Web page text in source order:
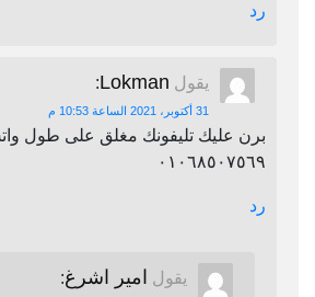
رد
يقول Lokman
:
31 أكتوبر، 2021 الساعة 10:53 م
برن عليك تليفونك مغلق على طول
٠١٠٦٨٥٠٧٥٦٩
رد
يقول امير اشرغ: